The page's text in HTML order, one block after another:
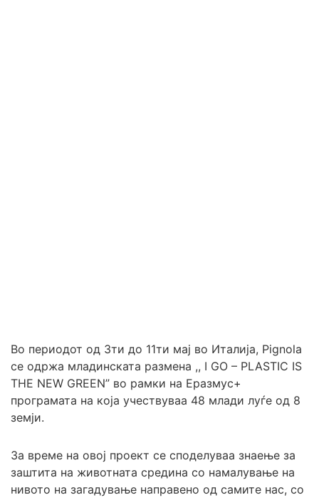
Во периодот од 3ти до 11ти мај во Италија, Pignola
се одржа младинската размена ,, I GO – PLASTIC IS
THE NEW GREEN” во рамки на Еразмус+
програмата на која учествуваа 48 млади луѓе од 8
земји.
За време на овој проект се споделуваа знаење за
заштита на животната средина со намалување на
нивото на загадување направено од самите нас, со